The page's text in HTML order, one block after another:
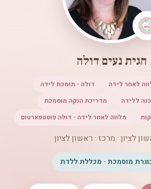
חגית נעים דולה
לאחר לידה
דולה - תומכת לידה
ללידה
מדריכת הנקה מוסמכת
מלווה לאחר לידה - דולה פוסטפארטום
לציון · מרכז · ראשון לציון
מוסמכת · מכללת ללדת